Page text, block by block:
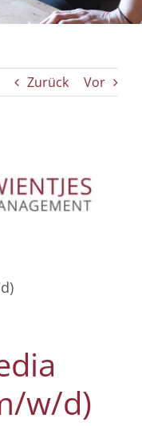
Zurück Vor
w/d)